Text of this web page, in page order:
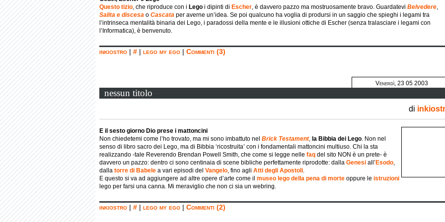
Questo tizio, che riproduce con i Lego i dipinti di Escher, è davvero pazzo ma mostruosamente bravo. Guardatevi Belvedere,
Salita e discesa o Cascata per averne un’idea. Se poi qualcuno ha voglia di prodursi in un saggio che spieghi i legami tra
l’intrinseca mentalità binaria dei Lego, i paradossi della mente e le illusioni ottiche di Escher (senza tralasciare i legami con
l’Informatica), è benvenuto.
inkiostro | # | lego my ego | Commenti (3)
Venerdì, 23 05 2003
nessun titolo
di
E il sesto giorno Dio prese i mattoncini
Non chiedetemi come l’ho trovato, ma mi sono imbattuto nel Brick Testament, la Bibbia dei Lego. Non nel
senso di libro sacro dei Lego, ma di Bibbia ‘ricostruita’ con i fondamentali mattoncini multiuso. Chi la sta
realizzando -tale Reverendo Brendan Powell Smith, che come si legge nelle faq del sito NON è un prete- è
davvero un pazzo: dentro ci sono centinaia di scene bibliche perfettamente riprodotte: dalla Genesi all’ Esodo,
dalla torre di Babele a vari episodi del Vangelo, fino agli Atti degli Apostoli.
E questo si va ad aggiungere ad altre opere d’arte come il museo lego della pena di morte oppure le istruzioni
lego per farsi una canna. Mi meraviglio che non ci sia un webring.
inkiostro | # | lego my ego | Commenti (2)